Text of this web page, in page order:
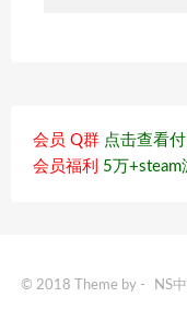
会员 Q群 点击查看
会员福利 5万+steam
© 2018 Theme by - NS